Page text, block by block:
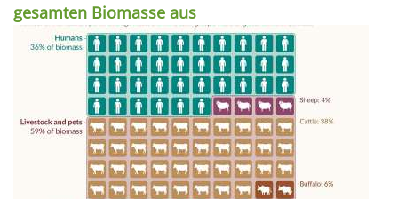
gesamten Biomasse aus